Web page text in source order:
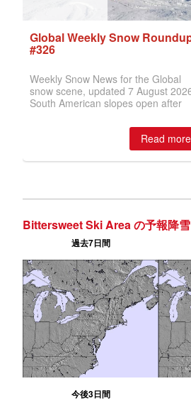
Bittersweet Ski Area の予報降雪
過去7日間
今後3日間